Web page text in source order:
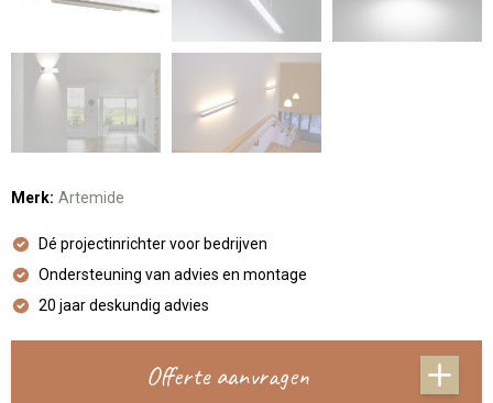
Merk: Artemide
Dé projectinrichter voor bedrijven
Ondersteuning van advies en montage
20 jaar deskundig advies
Offerte aanvragen